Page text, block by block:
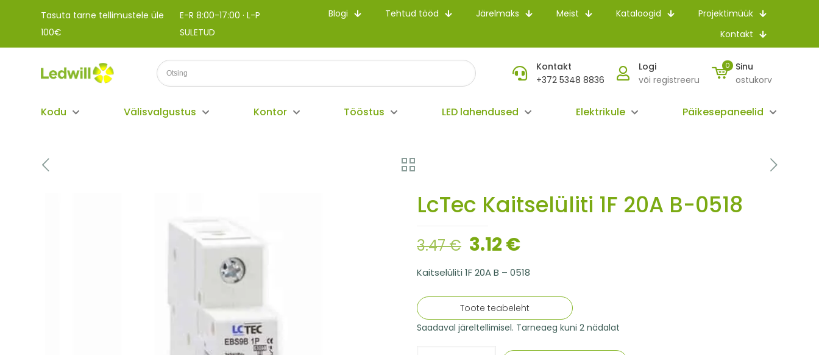
Tasuta tarne tellimustele üle
100€
E-R 8:00-17:00 · L-P
SULETUD
Blogi Tehtud tööd Järelmaks Meist Kataloogid
Projektimüük
Kontakt
Kontakt
+372 5348 8836
Logi
või registreeru
0
Sinu
ostukorv
Kodu Välisvalgustus Kontor Tööstus LED lahendused Elektrikule Päikesepaneelid
LcTec Kaitselüliti 1F 20A B-0518
3.47€ 3.12€
Kaitselüliti 1F 20A B – 0518
Toote teabeleht
Saadaval järeltellimisel. Tarneaeg kuni 2 nädalat